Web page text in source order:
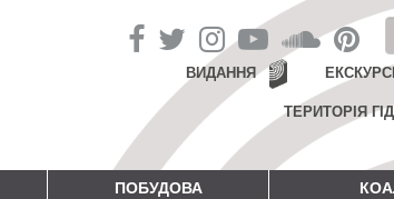
ВИДАННЯ
ТЕРИТОРІЯ
ПОБУДОВА